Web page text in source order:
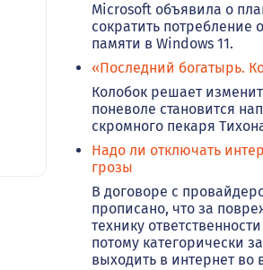
Microsoft объявила о
сократить потребление
памяти в Windows 11.
«Последний богатырь.
Колобок решает
поневоле становится
скромного пекаря
Надо ли отключать
грозы
В договоре с
прописано, что за
технику
потому категорически
выходить в интернет во